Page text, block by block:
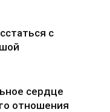
с
сердце
отношения